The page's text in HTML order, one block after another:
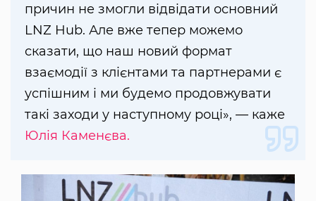
причин не змогли відвідати основний
LNZ Hub. Але вже тепер можемо
сказати, що наш новий формат
взаємодії з клієнтами та партнерами є
успішним і ми будемо продовжувати
такі заходи у наступному році», — каже
Юлія Каменєва.